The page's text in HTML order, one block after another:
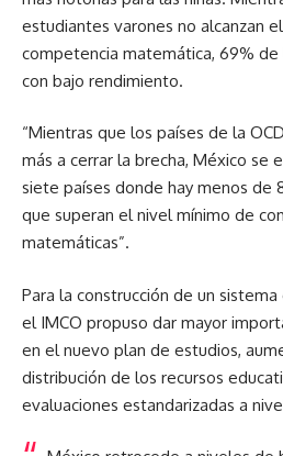
estudiantes varones no alcanzan
competencia matemática, 69% de
con bajo rendimiento.
“Mientras que los países de la
más a cerrar la brecha, México se
siete países donde hay menos de
que superan el nivel mínimo de
matemáticas”.
Para la construcción de un
el IMCO propuso dar mayor
en el nuevo plan de estudios,
distribución de los recursos
evaluaciones estandarizadas a